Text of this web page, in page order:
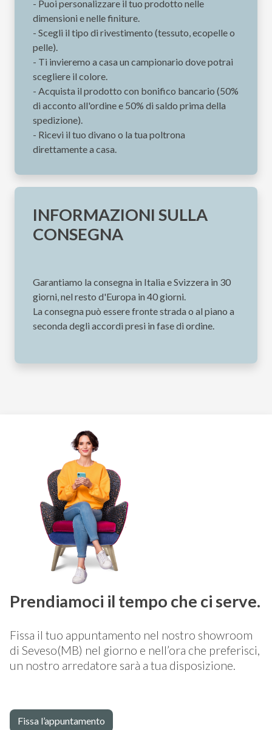
- Puoi personalizzare il tuo prodotto nelle
dimensioni e nelle finiture.
- Scegli il tipo di rivestimento (tessuto, ecopelle o
pelle).
- Ti invieremo a casa un campionario dove potrai
scegliere il colore.
- Acquista il prodotto con bonifico bancario (50%
di acconto all'ordine e 50% di saldo prima della
spedizione).
- Ricevi il tuo divano o la tua poltrona
direttamente a casa.
INFORMAZIONI SULLA
CONSEGNA
Garantiamo la consegna in Italia e Svizzera in 30
giorni, nel resto d'Europa in 40 giorni.
La consegna può essere fronte strada o al piano a
seconda degli accordi presi in fase di ordine.
Prendiamoci il tempo che ci serve.
Fissa il tuo appuntamento nel nostro showroom
di Seveso(MB) nel giorno e nell’ora che preferisci,
un nostro arredatore sarà a tua disposizione.
Fissa l’appuntamento